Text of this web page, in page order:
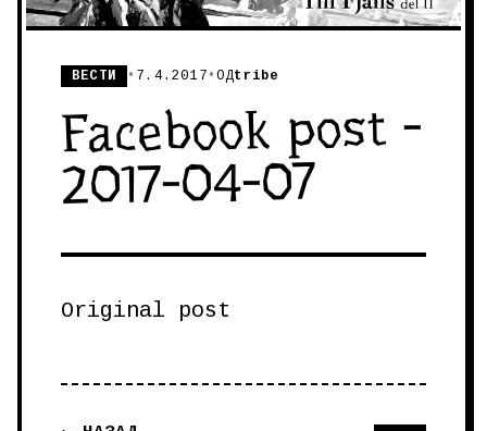
ВЕСТИ • 7.4.2017 •ОДtribe
Facebook post -
2017-04-07
Original post